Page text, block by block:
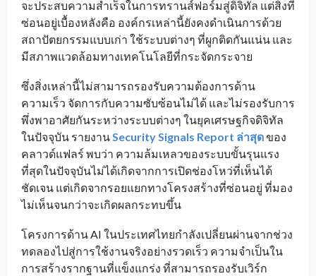
จะประสบความสำเร็จในการทรานส์ฟอร์มสู่ดิจิทัล แต่สิ่งที่
ซ่อนอยู่เบื้องหลังคือ องค์กรเหล่านี้ยังคงดำเนินการด้วย
สถาปัตยกรรมแบบเก่า ใช้ระบบต่างๆ ที่ผูกติดกันแน่น และ
มีสภาพแวดล้อมทางเทคโนโลยีที่กระจัดกระจาย
ซึ่งสิ่งเหล่านี้ไม่สามารถรองรับความต้องการด้าน
ความเร็ว จัดการกับความซับซ้อนไม่ได้ และไม่รองรับการ
พึ่งพาอาศัยกันระหว่างระบบต่างๆ ในยุคเศรษฐกิจดิจิทัล
ในปัจจุบัน รายงานSecurity Signals Report ล่าสุดของ
คลาวด์แฟลร์ พบว่า ความล้มเหลวของระบบขั้นรุนแรง
ที่สุดในปัจจุบันไม่ได้เกิดจากการเปิดช่องโหว่ที่เห็นได้
ชัดเจน แต่เกิดจากรอยแยกทางโครงสร้างที่ซ่อนอยู่ ที่มอง
ไม่เห็นจนกว่าจะเกิดผลกระทบขึ้น
โครงการด้าน AI ในประเทศไทยกำลังเปลี่ยนผ่านจากช่วง
ทดลองไปสู่การใช้งานจริงอย่างรวดเร็ว ความจำเป็นใน
การสร้างรากฐานที่แข็งแกร่ง ที่สามารถรองรับเวิร์ก